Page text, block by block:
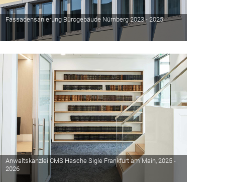
Fassadensanierung Bürogebäude Nürnberg 2023 - 2025
Anwaltskanzlei CMS Hasche Sigle Frankfurt am Main, 2025 -
2026